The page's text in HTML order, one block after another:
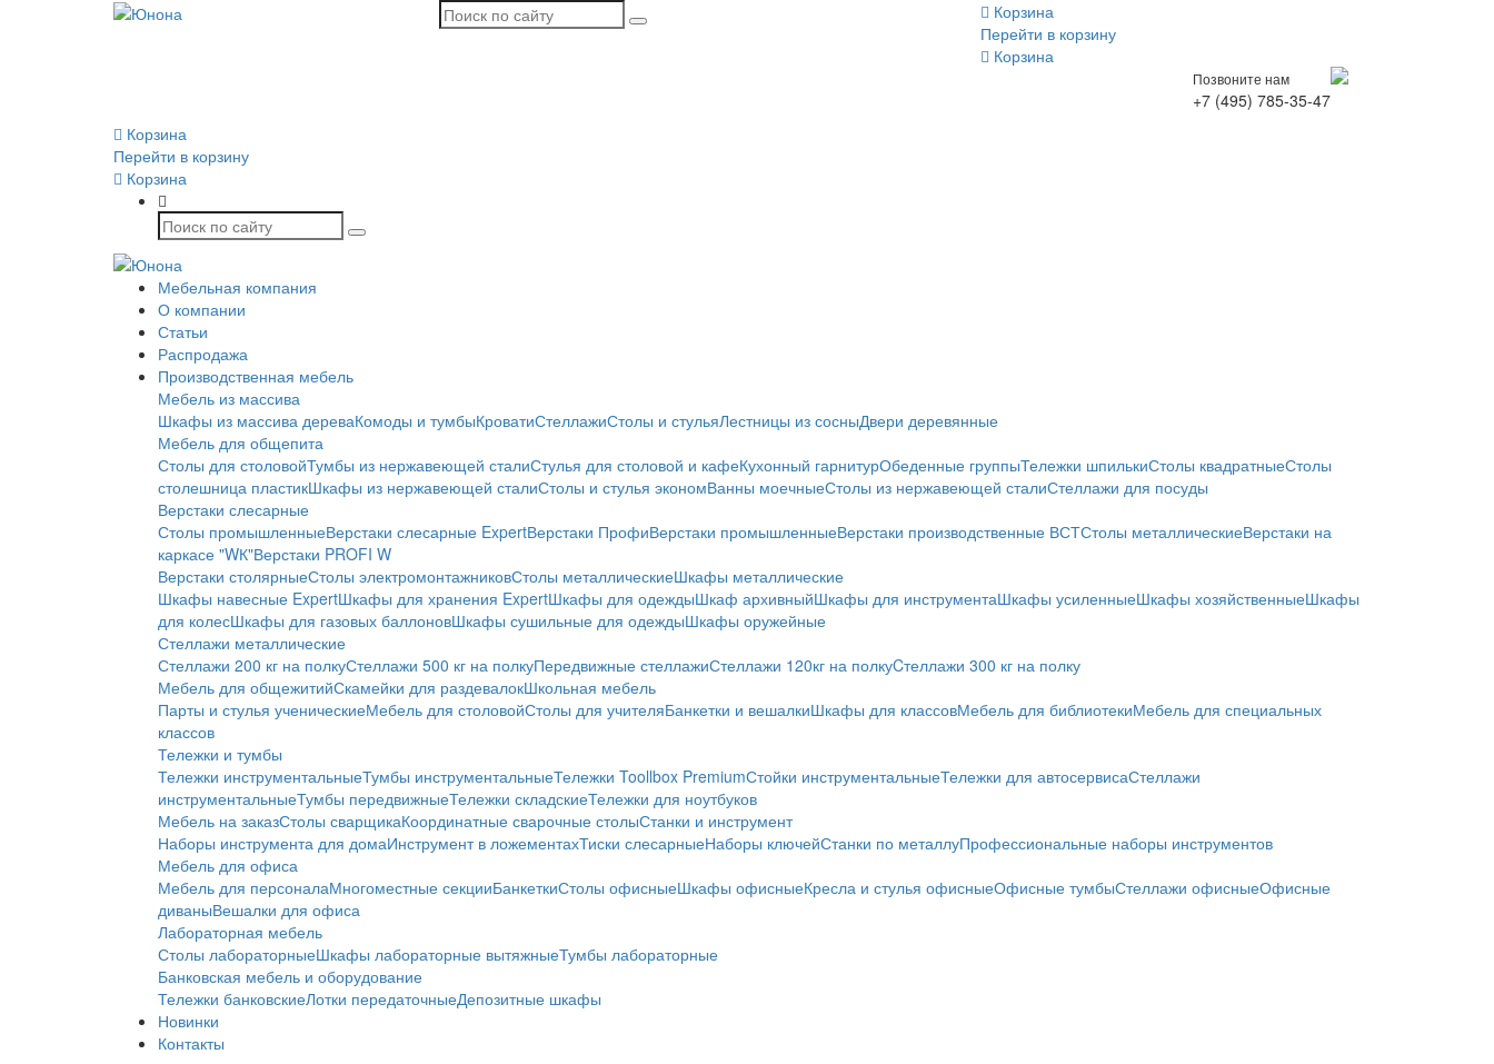
Корзина
Перейти в корзину
Корзина
Позвоните нам
+7 (495) 785-35-47
Корзина
Перейти в корзину
Корзина
Мебельная компания
О компании
Статьи
Распродажа
Производственная мебель
Мебель из массива
Шкафы из массива дереваКомоды и тумбыКроватиСтеллажиСтолы и стульяЛестницы из сосныДвери деревянные
Мебель для общепита
Столы для столовойТумбы из нержавеющей сталиСтулья для столовой и кафеКухонный гарнитурОбеденные группыТележки шпилькиСтолы квадратныеСтолы
столешница пластикШкафы из нержавеющей сталиСтолы и стулья экономВанны моечныеСтолы из нержавеющей сталиСтеллажи для посуды
Верстаки слесарные
Столы промышленныеВерстаки слесарные ExpertВерстаки ПрофиВерстаки промышленныеВерстаки производственные ВСТСтолы металлическиеВерстаки на
каркасе "WК"Верстаки PROFI W
Верстаки столярныеСтолы электромонтажниковСтолы металлическиеШкафы металлические
Шкафы навесные ExpertШкафы для хранения ExpertШкафы для одеждыШкаф архивныйШкафы для инструментаШкафы усиленныеШкафы хозяйственныеШкафы
для колесШкафы для газовых баллоновШкафы сушильные для одеждыШкафы оружейные
Стеллажи металлические
Стеллажи 200 кг на полкуСтеллажи 500 кг на полкуПередвижные стеллажиСтеллажи 120кг на полкуCтеллажи 300 кг на полку
Мебель для общежитийСкамейки для раздевалокШкольная мебель
Парты и стулья ученическиеМебель для столовойСтолы для учителяБанкетки и вешалкиШкафы для классовМебель для библиотекиМебель для специальных
классов
Тележки и тумбы
Тележки инструментальныеТумбы инструментальныеТележки Toollbox PremiumСтойки инструментальныеТележки для автосервисаСтеллажи
инструментальныеТумбы передвижныеТележки складскиеТележки для ноутбуков
Мебель на заказСтолы сварщикаКоординатные сварочные столыСтанки и инструмент
Наборы инструмента для домаИнструмент в ложементахТиски слесарныеНаборы ключейСтанки по металлуПрофессиональные наборы инструментов
Мебель для офиса
Мебель для персоналаМногоместные секцииБанкеткиСтолы офисныеШкафы офисныеКресла и стулья офисныеОфисные тумбыСтеллажи офисныеОфисные
диваныВешалки для офиса
Лабораторная мебель
Столы лабораторныеШкафы лабораторные вытяжныеТумбы лабораторные
Банковская мебель и оборудование
Тележки банковскиеЛотки передаточныеДепозитные шкафы
Новинки
Контакты